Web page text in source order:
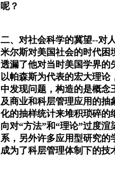
呢？
二、对社会科学的冀望--对
米尔斯对美国社会的时代困
透漏了他对当时美国学界的
以帕森斯为代表的宏大理
中发现问题，构造的是概念
及商业和科层管理应用的抽
化的抽样统计来堆积琐碎的
向对“方法”和“理论”过度
系，另外许多应用型研究的
成为了科层管理体制下的技